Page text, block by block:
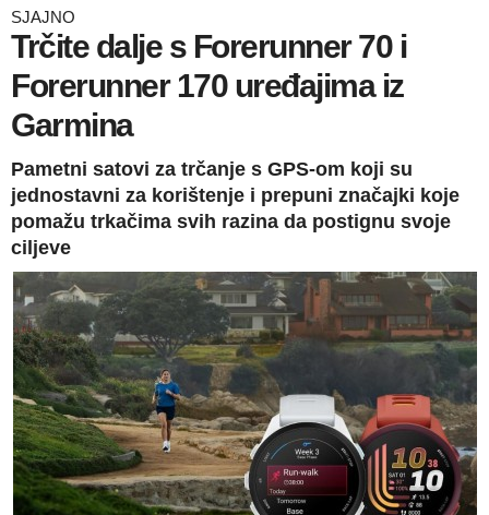
SJAJNO
Trčite dalje s Forerunner 70 i
Forerunner 170 uređajima iz
Garmina
Pametni satovi za trčanje s GPS-om koji su
jednostavni za korištenje i prepuni značajki koje
pomažu trkačima svih razina da postignu svoje
ciljeve